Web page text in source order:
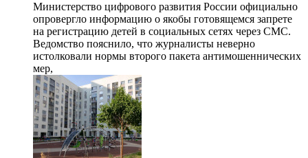
Министерство цифрового развития России официально
опровергло информацию о якобы готовящемся запрете
на регистрацию детей в социальных сетях через СМС.
Ведомство пояснило, что журналисты неверно
истолковали нормы второго пакета антимошеннических
мер,